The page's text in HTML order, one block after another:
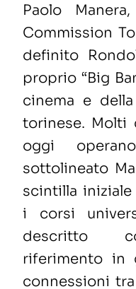
Paolo
Commission
definito
proprio “Big
cinema e
torinese. Molti
oggi
sottolineato
scintilla
i corsi
descritto
riferimento in
connessioni